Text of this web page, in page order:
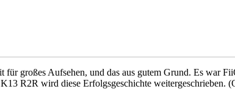
großes Aufsehen, und das aus gutem Grund. Es war
R2R wird diese Erfolgsgeschichte weitergeschrieben.